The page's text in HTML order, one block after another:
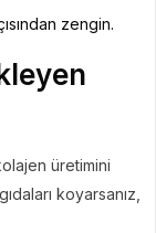
zengin.
üretimini
koyarsanız,